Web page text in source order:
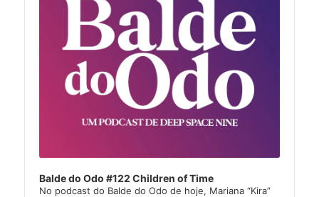
Balde do Odo #122 Children of Time
No podcast do Balde do Odo de hoje, Mariana “Kira”